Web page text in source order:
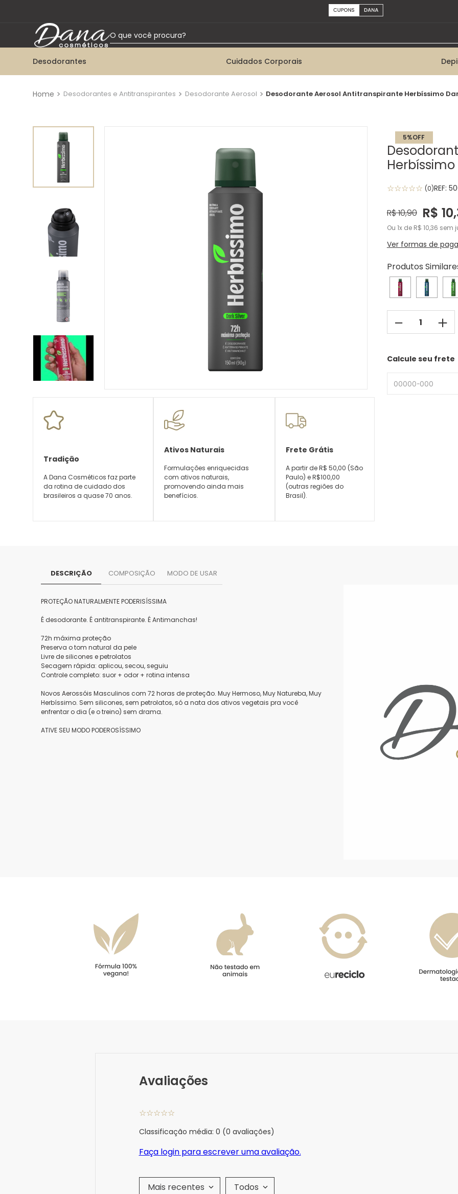
O que você procura?
2º
talco
desodorante creme tabu
Desodorantes Cuidados Corporais
Desodorantes e Antitranspirantes Desodorante Aerosol Desodorante Aerosol Antitranspirante Herbíssimo
Tradição
A Dana Cosméticos faz parte
da rotina de cuidado dos
brasileiros a quase 70 anos.
Ativos Naturais
Formulações enriquecidas
com ativos naturais,
promovendo ainda mais
benefícios.
Frete Grátis
A partir de R$ 50,00 (São
Paulo) e R$100,00
(outras regiões do
Brasil).
5%OFF
Herbíssimo
☆☆☆☆☆ (0)REF:
R$10,90 R$ 10,
Ou 1 de R$ 10,36 sem
Ver formas de
Produtos
＋
－
Calcule seu frete
DESCRIÇÃO COMPOSIÇÃO MODO DE USAR
PROTEÇÃO NATURALMENTE PODERISÍSSIMA
É desodorante. É antitranspirante. É Antimanchas!
72h máxima proteção
Preserva o tom natural da pele
Livre de silicones e petrolatos
Secagem rápida: aplicou, secou, seguiu
Controle completo: suor + odor + rotina intensa
Novos Aerossóis Masculinos com 72 horas de proteção. Muy Hermoso, Muy Natureba, Muy
Herbíssimo. Sem silicones, sem petrolatos, só a nata dos ativos vegetais pra você
enfrentar o dia (e o treino) sem drama.
ATIVE SEU MODO PODEROSÍSSIMO
Avaliações
☆☆☆☆☆
Classificação média: 0 (0 avaliações)
Faça login para escrever uma avaliação.
Mais recentes Todos